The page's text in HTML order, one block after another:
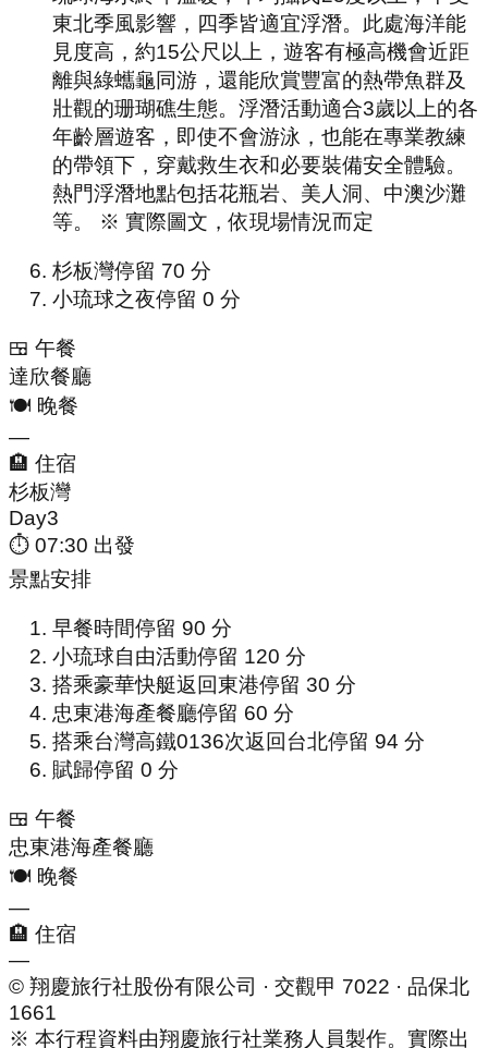
東北季風影響，四季皆適宜浮潛。此處海洋能
見度高，約15公尺以上，遊客有極高機會近距
離與綠蠵龜同游，還能欣賞豐富的熱帶魚群及
壯觀的珊瑚礁生態。浮潛活動適合3歲以上的各
年齡層遊客，即使不會游泳，也能在專業教練
的帶領下，穿戴救生衣和必要裝備安全體驗。
熱門浮潛地點包括花瓶岩、美人洞、中澳沙灘
等。 ※ 實際圖文，依現場情況而定
杉板灣停留 70 分
小琉球之夜停留 0 分
🍱 午餐
達欣餐廳
🍽️ 晚餐
—
🏨 住宿
杉板灣
Day3
⏱ 07:30 出發
景點安排
早餐時間停留 90 分
小琉球自由活動停留 120 分
搭乘豪華快艇返回東港停留 30 分
忠東港海產餐廳停留 60 分
搭乘台灣高鐵0136次返回台北停留 94 分
賦歸停留 0 分
🍱 午餐
忠東港海產餐廳
🍽️ 晚餐
—
🏨 住宿
—
© 翔慶旅行社股份有限公司 · 交觀甲 7022 · 品保北
1661
※ 本行程資料由翔慶旅行社業務人員製作。實際出